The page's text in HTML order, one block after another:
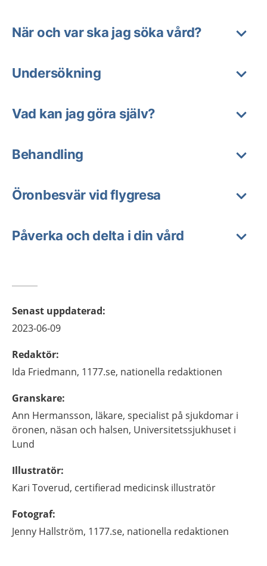
När och var ska jag söka vård?
Undersökning
Vad kan jag göra själv?
Behandling
Öronbesvär vid flygresa
Påverka och delta i din vård
Senast uppdaterad:
2023-06-09
Redaktör:
Ida Friedmann, 1177.se, nationella redaktionen
Granskare:
Ann Hermansson, läkare, specialist på sjukdomar i
öronen, näsan och halsen, Universitetssjukhuset i
Lund
Illustratör:
Kari Toverud, certifierad medicinsk illustratör
Fotograf:
Jenny Hallström, 1177.se, nationella redaktionen